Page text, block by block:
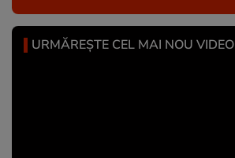
URMĂREȘTE CEL MAI NOU VIDEO